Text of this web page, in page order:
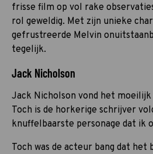
frisse film op vol rake
rol geweldig. Met zijn unieke
gefrustreerde Melvin
tegelijk.
Jack Nicholson
Jack Nicholson vond het
Toch is de horkerige schrijver
knuffelbaarste personage dat ik
Toch was de acteur bang dat het